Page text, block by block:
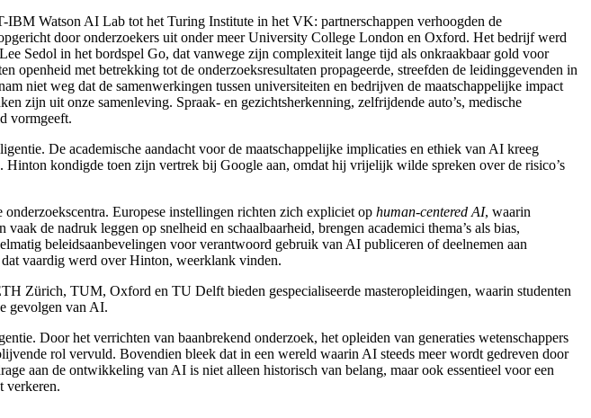
-IBM WatsonAI Lab tot het Turing Institute in het VK: partnerschappen verhoogden de
door onderzoekers uit onder meer University College London en Oxford. Het bedrijf werd
Sedol in het bordspel Go, dat vanwege zijn complexiteit lange tijd als onkraakbaar gold voor
openheid met betrekking tot de onderzoeksresultaten propageerde, streefden de leidinggevenden in
niet weg dat de samenwerkingen tussen universiteiten en bedrijven de maatschappelijke impact
zijn uit onze samenleving. Spraak- en gezichtsherkenning, zelfrijdende auto’s, medische
vormgeeft.
. De academische aandacht voor de maatschappelijke implicaties en ethiek van AI kreeg
Hinton kondigde toen zijn vertrek bij Google aan, omdat hij vrijelijk wilde spreken over de risico’s
onderzoekscentra. Europese instellingen richten zich expliciet op human-centered AI, waarin
de nadruk leggen op snelheid en schaalbaarheid, brengen academici thema’s als bias,
beleidsaanbevelingen voor verantwoord gebruik van AI publiceren of deelnemen aan
vaardig werd over Hinton, weerklank vinden.
Zürich, TUM, Oxford en TU Delftbieden gespecialiseerde masteropleidingen, waarin studenten
gevolgen van AI.
. Door het verrichten van baanbrekend onderzoek, het opleiden van generaties wetenschappers
rol vervuld. Bovendien bleek dat in een wereld waarin AI steeds meer wordt gedreven door
aan de ontwikkeling van AI is niet alleen historisch van belang, maar ook essentieel voor een
verkeren.